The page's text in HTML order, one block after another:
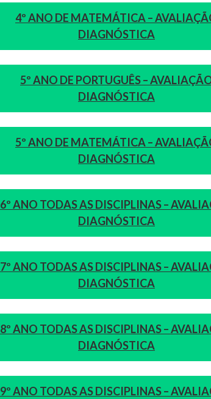
4º ANO DE MATEMÁTICA –
DIAGNÓSTICA
5º ANO DE PORTUGUÊS –
DIAGNÓSTICA
5º ANO DE MATEMÁTICA –
DIAGNÓSTICA
6º ANO TODAS AS DISCIPLINAS –
DIAGNÓSTICA
7º ANO TODAS AS DISCIPLINAS –
DIAGNÓSTICA
8º ANO TODAS AS DISCIPLINAS –
DIAGNÓSTICA
9º ANO TODAS AS DISCIPLINAS –